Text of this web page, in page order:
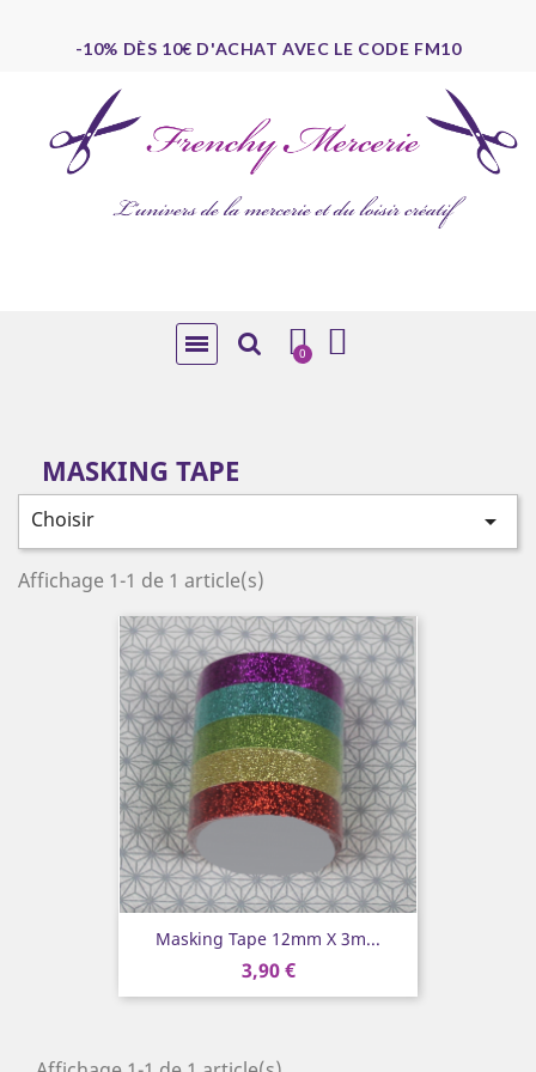
-10% DÈS 10€ D'ACHAT AVEC LE CODE FM10
MASKING TAPE
Choisir 
Affichage 1-1 de 1 article(s)
Masking Tape 12mm X 3m...
3,90 €